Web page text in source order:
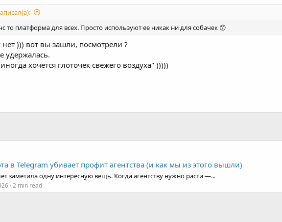
то платформа для всех. Просто используют ее никак ни для собачек 😙
нет ))) вот вы зашли, посмотрели ?
удержалась.
хочется глоточек свежего воздуха" )))))
в Telegram убивает профит агентства (и как мы из этого вышли)
заметила одну интересную вещь. Когда агентству нужно расти —...
2 min read
почта